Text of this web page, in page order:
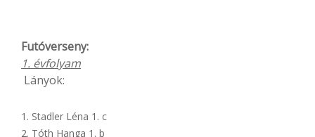
Futóverseny:
1. évfolyam
Lányok:
Stadler Léna 1. c
Tóth Hanga 1. b